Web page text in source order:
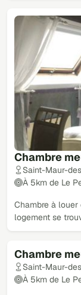
Chambre
Saint-Maur-
À 5km de Le
Chambre à
logement se
Chambre
Saint-Maur-
À 5km de Le